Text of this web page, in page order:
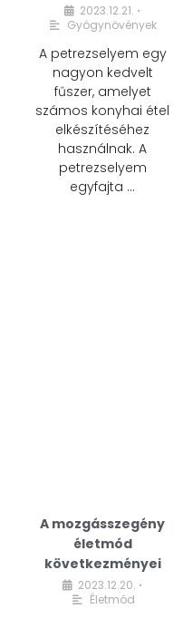
2023.12.21. •
Gyógynövények
A petrezselyem egy
nagyon kedvelt
fűszer, amelyet
számos konyhai étel
elkészítéséhez
használnak. A
petrezselyem
egyfajta …
A mozgásszegény
életmód
következményei
2023.12.20. •
Életmód